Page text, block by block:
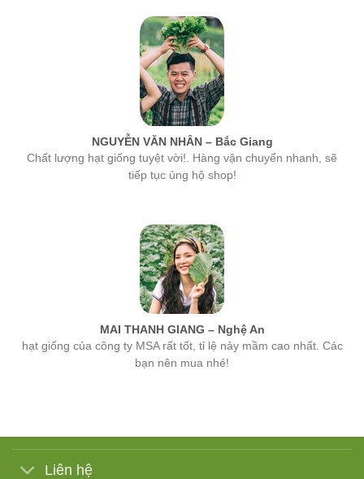
NGUYỄN VĂN NHÂN – Bắc Giang
Chất lượng hạt giống tuyệt vời!. Hàng vận chuyển nhanh, sẽ
tiếp tục ủng hộ shop!
MAI THANH GIANG – Nghệ An
hạt giống của công ty MSA rất tốt, tỉ lệ nảy mầm cao nhất. Các
bạn nên mua nhé!
Liên hệ